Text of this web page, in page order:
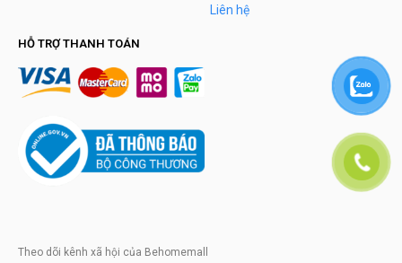
Liên hệ
HỖ TRỢ THANH TOÁN
Theo dõi kênh xã hội của Behomemall